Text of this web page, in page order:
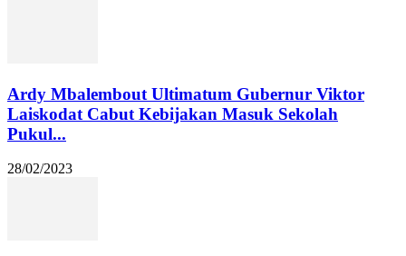
Ardy Mbalembout Ultimatum Gubernur Viktor
Laiskodat Cabut Kebijakan Masuk Sekolah
Pukul...
28/02/2023